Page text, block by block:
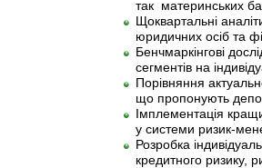
так материнських
Щоквартальні
юридичних осіб та
Бенчмаркінгові
сегментів на
Порівняння
що пропонують
Імплементація
у системи ризик-
Розробка
кредитного ризику,